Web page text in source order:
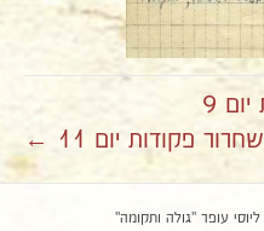
9
פקודות יום 11 ←